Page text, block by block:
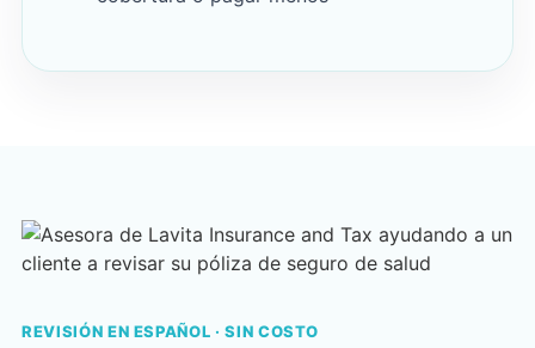
REVISIÓN EN ESPAÑOL · SIN COSTO